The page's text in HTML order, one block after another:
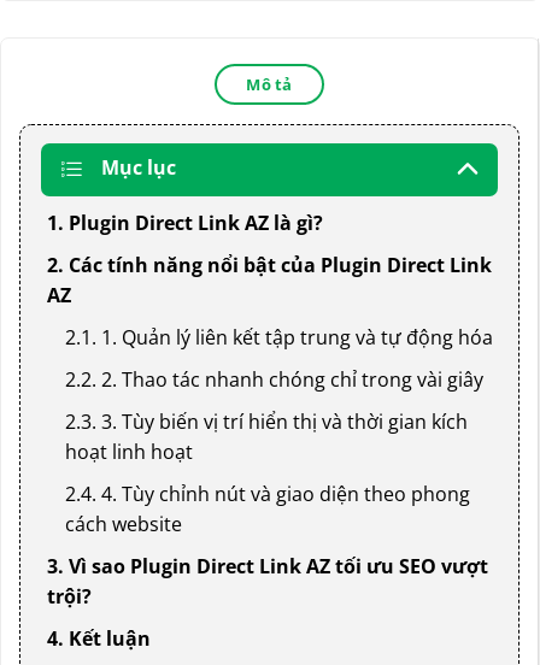
Mô tả
Mục lục
1. Plugin Direct Link AZ là gì?
2. Các tính năng nổi bật của Plugin Direct Link
AZ
2.1. 1. Quản lý liên kết tập trung và tự động hóa
2.2. 2. Thao tác nhanh chóng chỉ trong vài giây
2.3. 3. Tùy biến vị trí hiển thị và thời gian kích
hoạt linh hoạt
2.4. 4. Tùy chỉnh nút và giao diện theo phong
cách website
3. Vì sao Plugin Direct Link AZ tối ưu SEO vượt
trội?
4. Kết luận